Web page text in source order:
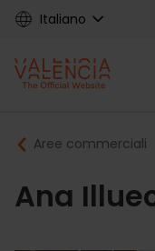
Skip
content
Italiano
Main
navigation
Aree commerciali
Ana